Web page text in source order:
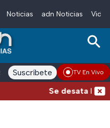
Noticias adn Noticias
adn Noticias Radio
Suscríbete TV En Vivo
Se desata